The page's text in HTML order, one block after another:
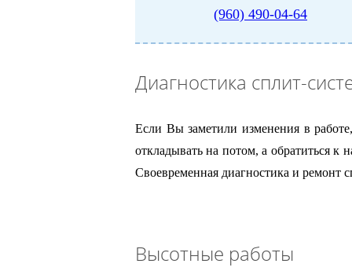
(960) 490-04-64
Диагностика сплит-
Если Вы заметили изменения в
откладывать на потом, а обратиться к
Своевременная диагностика и ремонт
Высотные работы